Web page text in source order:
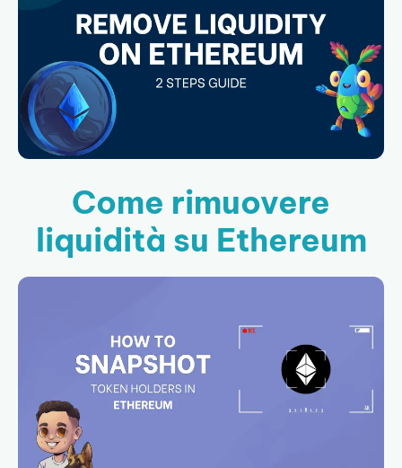
Come rimuovere
liquidità su Ethereum